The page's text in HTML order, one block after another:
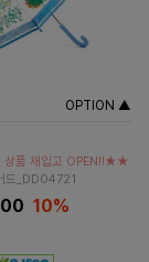
OPTION ▲
품 재입고 OPEN!!★★
드_DD04721
10%